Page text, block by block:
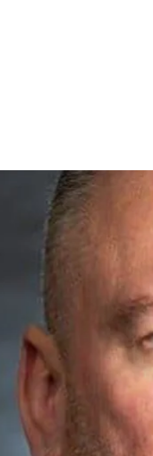
Голова
бюро
а також в
посиланням на
зранку 26
обшуки
будівництва і
ОВА — у